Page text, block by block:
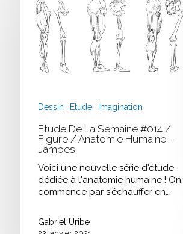
semaine
Figure
Dessin Etude Imagination
Etude De La Semaine #014 /
Figure / Anatomie Humaine –
Jambes
Voici une nouvelle série d'étude
dédiée à l'anatomie humaine ! On
commence par s'échauffer en…
Gabriel Uribe